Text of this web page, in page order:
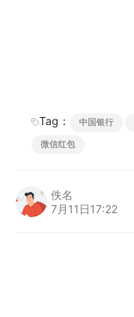
Tag： 中国银行
微信红包
佚名
7月11日17:22